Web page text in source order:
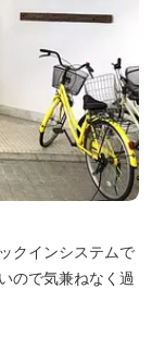
クインシステムで
ので気兼ねなく過